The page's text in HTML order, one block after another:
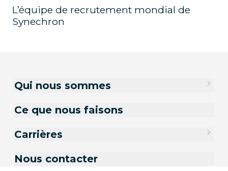
L’équipe de recrutement mondial de
Synechron
Qui nous sommes
Ce que nous faisons
Carrières
Nous contacter